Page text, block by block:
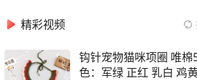
精彩视频
钩针宠物猫咪项圈 唯棉5股 颜
色：军绿 正红 乳白